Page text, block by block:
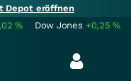
Depot eröffnen
% Dow Jones +0,25%